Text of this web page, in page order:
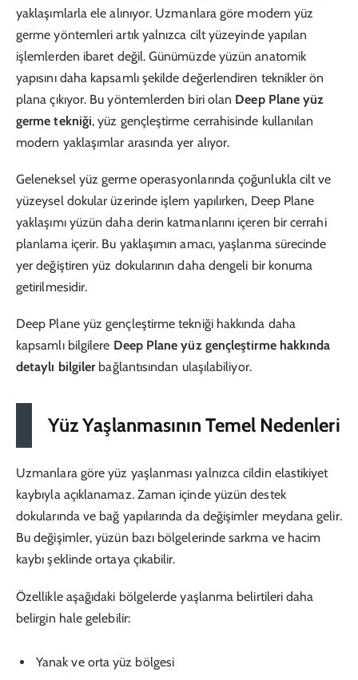
yaklaşımlarla ele alınıyor. Uzmanlara göre modern yüz
germe yöntemleri artık yalnızca cilt yüzeyinde yapılan
işlemlerden ibaret değil. Günümüzde yüzün anatomik
yapısını daha kapsamlı şekilde değerlendiren teknikler ön
plana çıkıyor. Bu yöntemlerden biri olan Deep Plane yüz
germe tekniği, yüz gençleştirme cerrahisinde kullanılan
modern yaklaşımlar arasında yer alıyor.
Geleneksel yüz germe operasyonlarında çoğunlukla cilt ve
yüzeysel dokular üzerinde işlem yapılırken, Deep Plane
yaklaşımı yüzün daha derin katmanlarını içeren bir cerrahi
planlama içerir. Bu yaklaşımın amacı, yaşlanma sürecinde
yer değiştiren yüz dokularının daha dengeli bir konuma
getirilmesidir.
Deep Plane yüz gençleştirme tekniği hakkında daha
kapsamlı bilgilere Deep Plane yüz gençleştirme hakkında
detaylı bilgilerbağlantısından ulaşılabiliyor.
Yüz Yaşlanmasının Temel Nedenleri
Uzmanlara göre yüz yaşlanması yalnızca cildin elastikiyet
kaybıyla açıklanamaz. Zaman içinde yüzün destek
dokularında ve bağ yapılarında da değişimler meydana gelir.
Bu değişimler, yüzün bazı bölgelerinde sarkma ve hacim
kaybı şeklinde ortaya çıkabilir.
Özellikle aşağıdaki bölgelerde yaşlanma belirtileri daha
belirgin hale gelebilir:
Yanak ve orta yüz bölgesi